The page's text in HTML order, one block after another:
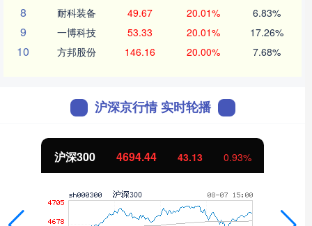
8 耐科装备 49.67 20.01% 6.83%
9 一博科技 53.33 20.01% 17.26%
10 方邦股份 146.16 20.00% 7.68%
沪深京行情 实时轮播
沪深300 4694.44 43.13 0.93%